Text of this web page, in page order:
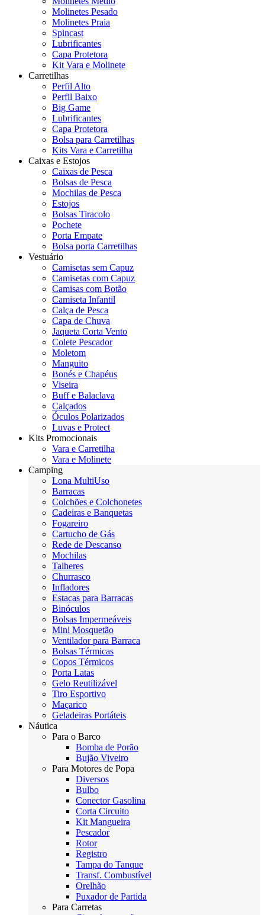
Molinetes Pesado
Molinetes Praia
Spincast
Lubrificantes
Capa Protetora
Kit Vara e Molinete
Carretilhas
Perfil Alto
Perfil Baixo
Big Game
Lubrificantes
Capa Protetora
Bolsa para Carretilhas
Kits Vara e Carretilha
Caixas e Estojos
Caixas de Pesca
Bolsas de Pesca
Mochilas de Pesca
Estojos
Bolsas Tiracolo
Pochete
Porta Empate
Bolsa porta Carretilhas
Vestuário
Camisetas sem Capuz
Camisetas com Capuz
Camisas com Botão
Camiseta Infantil
Calça de Pesca
Capa de Chuva
Jaqueta Corta Vento
Colete Pescador
Moletom
Manguito
Bonés e Chapéus
Viseira
Buff e Balaclava
Calçados
Óculos Polarizados
Luvas e Protect
Kits Promocionais
Vara e Carretilha
Vara e Molinete
Camping
Lona MultiUso
Barracas
Colchões e Colchonetes
Cadeiras e Banquetas
Fogareiro
Cartucho de Gás
Rede de Descanso
Mochilas
Talheres
Churrasco
Infladores
Estacas para Barracas
Binóculos
Bolsas Impermeáveis
Mini Mosquetão
Ventilador para Barraca
Bolsas Térmicas
Copos Térmicos
Porta Latas
Gelo Reutilizável
Tiro Esportivo
Maçarico
Geladeiras Portáteis
Náutica
Para o Barco
Bomba de Porão
Bujão Viveiro
Para Motores de Popa
Diversos
Bulbo
Conector Gasolina
Corta Circuito
Kit Mangueira
Pescador
Rotor
Registro
Tampa do Tanque
Transf. Combustível
Orelhão
Puxador de Partida
Para Carretas